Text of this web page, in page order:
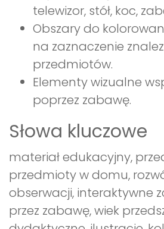
telewizor, stół, koc,
Obszary do
na zaznaczenie
przedmiotów.
Elementy wizualne
poprzez zabawę.
Słowa kluczowe
materiał edukacyjny,
przedmioty w domu,
obserwacji, interaktywne
przez zabawę, wiek